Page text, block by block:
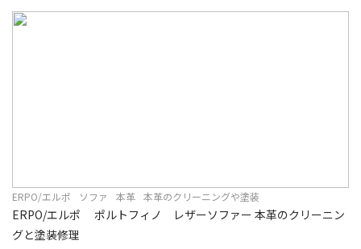
ERPO/エルポ ソファ 本革 本革のクリーニングや塗装
ERPO/エルポ ポルトフィノ レザーソファー 本革のクリーニン
グと塗装修理